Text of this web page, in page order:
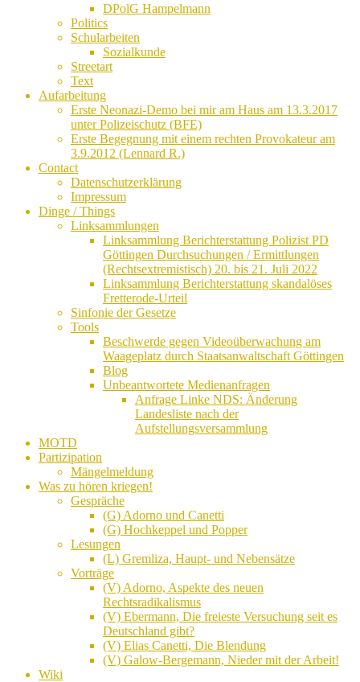
DPolG Hampelmann
Politics
Schularbeiten
Sozialkunde
Streetart
Text
Aufarbeitung
Erste Neonazi-Demo bei mir am Haus am 13.3.2017
unter Polizeischutz (BFE)
Erste Begegnung mit einem rechten Provokateur am
3.9.2012 (Lennard R.)
Contact
Datenschutzerklärung
Impressum
Dinge / Things
Linksammlungen
Linksammlung Berichterstattung Polizist PD
Göttingen Durchsuchungen / Ermittlungen
(Rechtsextremistisch) 20. bis 21. Juli 2022
Linksammlung Berichterstattung skandalöses
Fretterode-Urteil
Sinfonie der Gesetze
Tools
Beschwerde gegen Videoüberwachung am
Waageplatz durch Staatsanwaltschaft Göttingen
Blog
Unbeantwortete Medienanfragen
Anfrage Linke NDS: Änderung
Landesliste nach der
Aufstellungsversammlung
MOTD
Partizipation
Mängelmeldung
Was zu hören kriegen!
Gespräche
(G) Adorno und Canetti
(G) Hochkeppel und Popper
Lesungen
(L) Gremliza, Haupt- und Nebensätze
Vorträge
(V) Adorno, Aspekte des neuen
Rechtsradikalismus
(V) Ebermann, Die freieste Versuchung seit es
Deutschland gibt?
(V) Elias Canetti, Die Blendung
(V) Galow-Bergemann, Nieder mit der Arbeit!
Wiki